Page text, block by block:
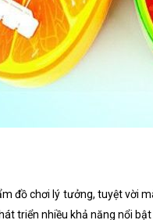
đồ chơi lý tưởng, tuyệt vời
triển nhiều khả năng nổi